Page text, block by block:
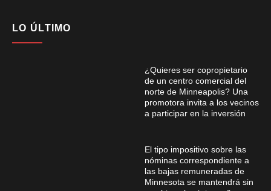
LO ÚLTIMO
¿Quieres ser copropietario
de un centro comercial del
norte de Minneapolis? Una
promotora invita a los vecinos
a participar en la inversión
El tipo impositivo sobre las
nóminas correspondiente a
las bajas remuneradas de
Minnesota se mantendrá sin